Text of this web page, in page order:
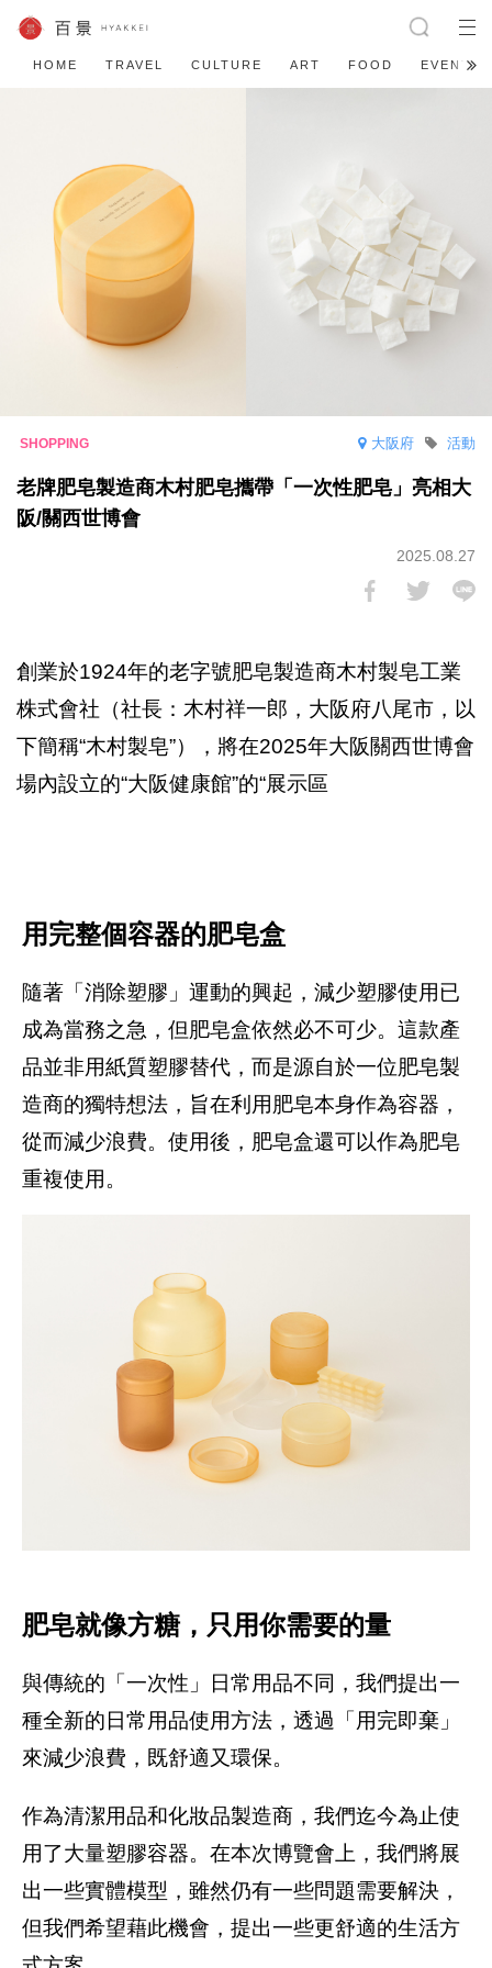
HOME TRAVEL CULTURE ART FOOD EVENT
大阪府 活動
老牌肥皂製造商木村肥皂攜帶「一次性肥皂」亮相大
阪/關西世博會
2025.08.27
創業於1924年的老字號肥皂製造商木村製皂工業
株式會社（社長：木村祥一郎，大阪府八尾市，以
下簡稱“木村製皂”），將在2025年大阪關西世博會
場內設立的“大阪健康館”的“展示區
用完整個容器的肥皂盒
隨著「消除塑膠」運動的興起，減少塑膠使用已
成為當務之急，但肥皂盒依然必不可少。這款產
品並非用紙質塑膠替代，而是源自於一位肥皂製
造商的獨特想法，旨在利用肥皂本身作為容器，
從而減少浪費。使用後，肥皂盒還可以作為肥皂
重複使用。
肥皂就像方糖，只用你需要的量
與傳統的「一次性」日常用品不同，我們提出一
種全新的日常用品使用方法，透過「用完即棄」
來減少浪費，既舒適又環保。
作為清潔用品和化妝品製造商，我們迄今為止使
用了大量塑膠容器。在本次博覽會上，我們將展
出一些實體模型，雖然仍有一些問題需要解決，
但我們希望藉此機會，提出一些更舒適的生活方